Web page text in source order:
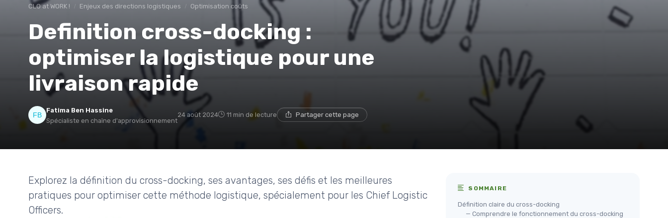
CLO at WORK ! Enjeux des directions logistiques Optimisation coûts
Definition cross-docking :
optimiser la logistique pour une
livraison rapide
Fatima Ben Hassine
Spécialiste en chaîne d'approvisionnement
24 août 2024 11 min de lecture Partager cette page
Explorez la définition du cross-docking, ses avantages, ses défis et les meilleures
pratiques pour optimiser cette méthode logistique, spécialement pour les Chief Logistic
Officers.
SOMMAIRE
Définition claire du cross-docking
— Comprendre le fonctionnement du cross-docking